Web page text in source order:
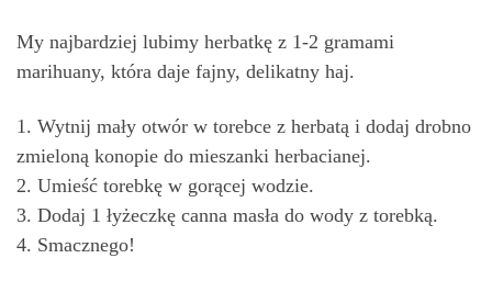
My najbardziej lubimy herbatkę z 1-2 gramami
marihuany, która daje fajny, delikatny haj.
1. Wytnij mały otwór w torebce z herbatą i dodaj drobno
zmieloną konopie do mieszanki herbacianej.
2. Umieść torebkę w gorącej wodzie.
3. Dodaj 1 łyżeczkę canna masła do wody z torebką.
4. Smacznego!